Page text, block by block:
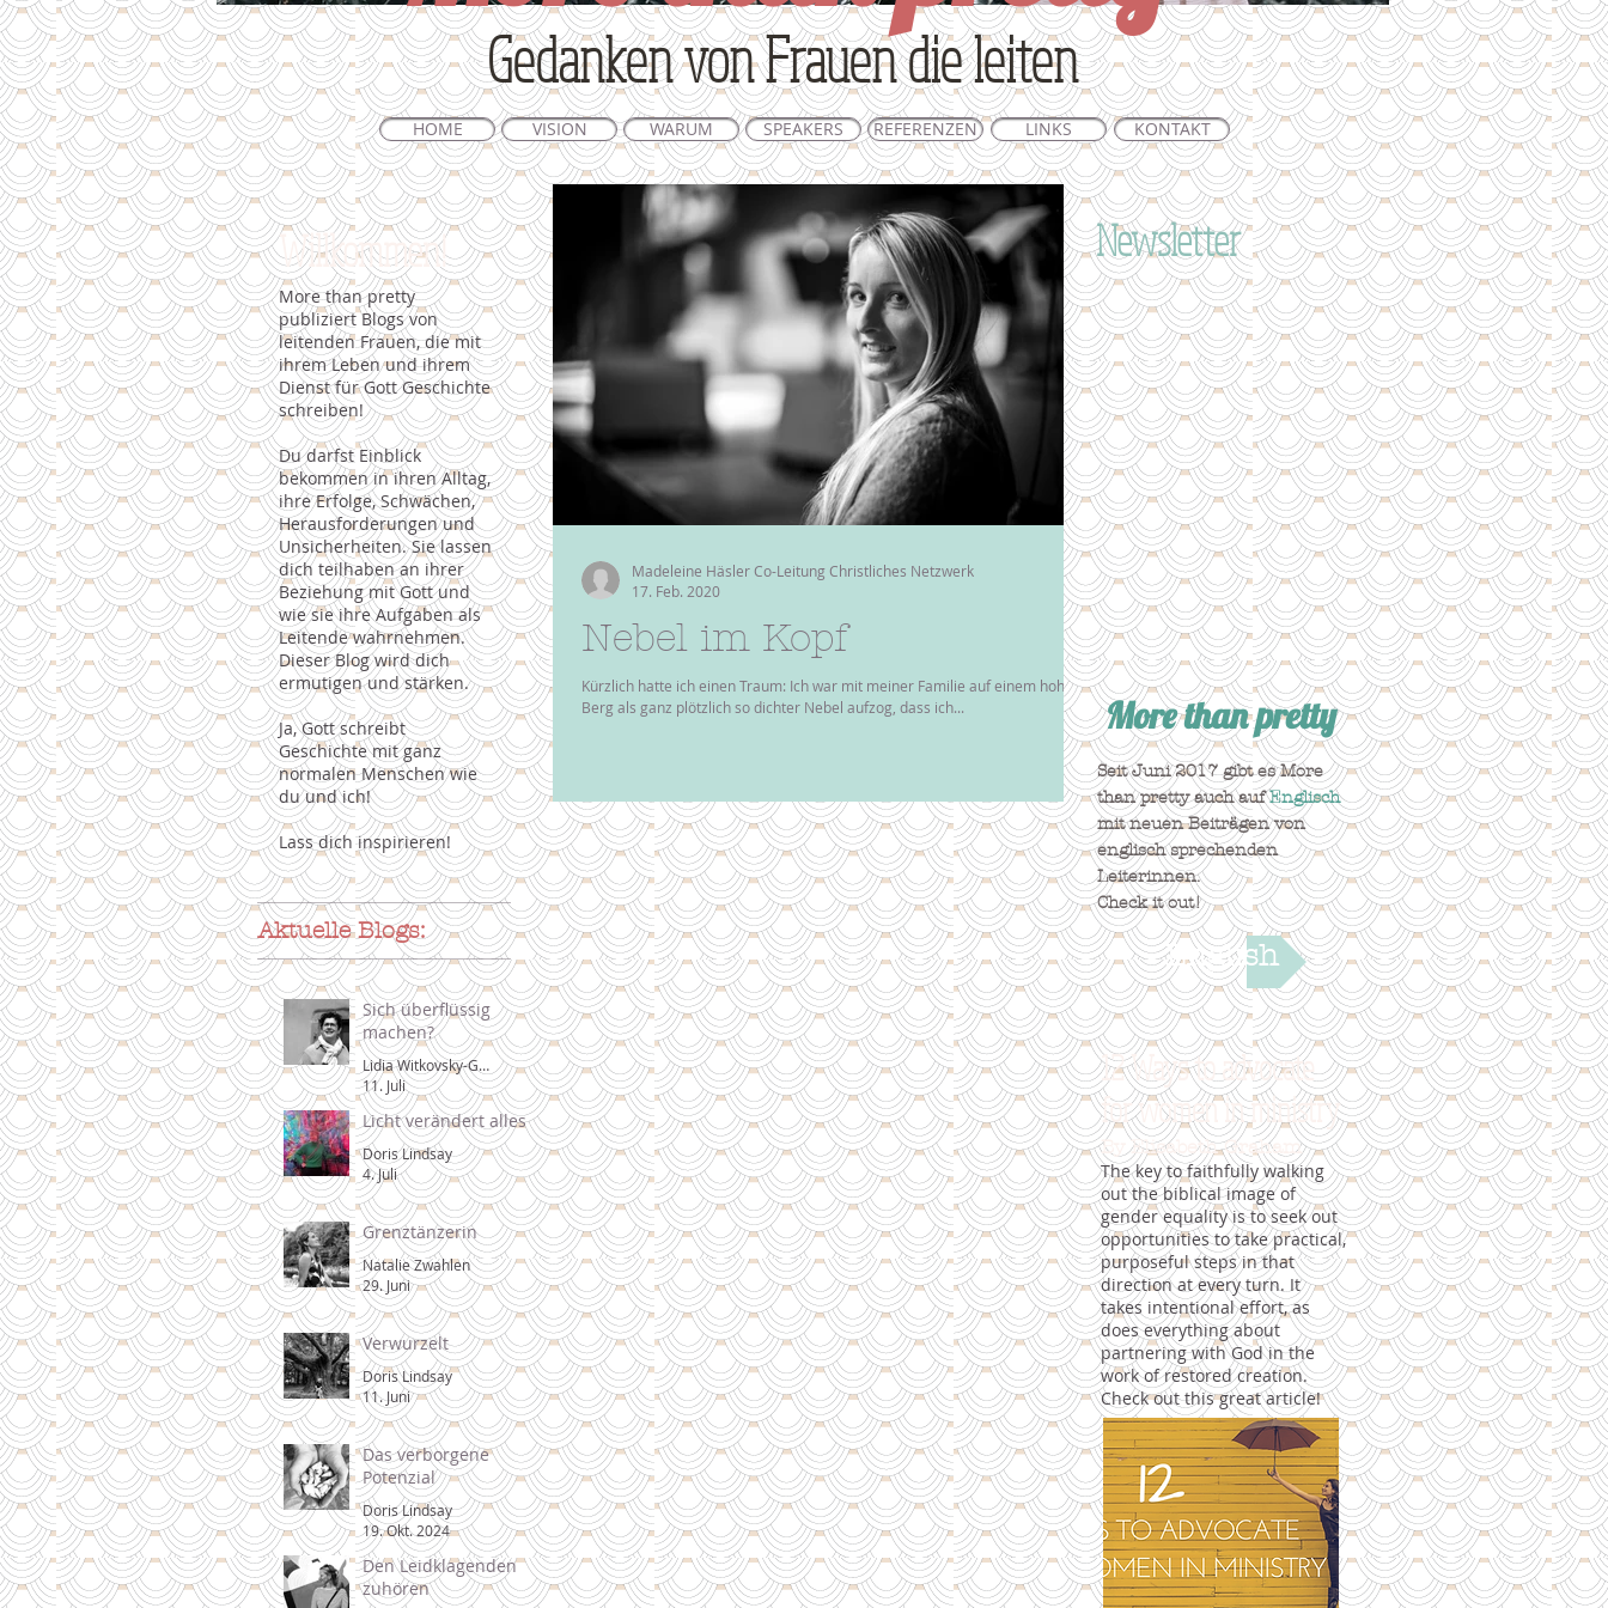
Gedanken von Frauen die leiten
HOME VISION WARUM SPEAKERS REFERENZEN LINKS KONTAKT
Willkommen!
More than pretty
publiziert Blogs von
leitenden Frauen, die mit
ihrem Leben und ihrem
Dienst für Gott Geschichte
schreiben!
Du darfst Einblick
bekommen in ihren Alltag,
ihre Erfolge, Schwächen,
Herausforderungen und
Unsicherheiten. Sie lassen
dich teilhaben an ihrer
Beziehung mit Gott und
wie sie ihre Aufgaben als
Leitende wahrnehmen.
Dieser Blog wird dich
ermutigen und stärken.
Ja, Gott schreibt
Geschichte mit ganz
normalen Menschen wie
du und ich!
Lass dich inspirieren!
Aktuelle Blogs:
Sich überflüssig
machen?
Lidia Witkovsky-González
11. Juli
Licht verändert alles
Doris Lindsay
4. Juli
Grenztänzerin
Natalie Zwahlen
29. Juni
Verwurzelt
Doris Lindsay
11. Juni
Das verborgene
Potenzial
Doris Lindsay
19. Okt. 2024
Den Leidklagenden
zuhören
Nebel im Kopf
Kürzlich hatte ich einen Traum: Ich war mit meiner Familie auf einem hohen
Berg als ganz plötzlich so dichter Nebel aufzog, dass ich...
Madeleine Häsler Co-Leitung Christliches Netzwerk
17. Feb. 2020
Newsletter
More than pretty
Seit Juni 2017 gibt es More
than pretty auch aufEnglisch
mit neuen Beiträgen von
englisch sprechenden
Leiterinnen.
Check it out!
English
12 Ways to advocate
for women in ministry
By Elisabeth Graham
The key to faithfully walking
out the biblical image of
gender equality is to seek out
opportunities to take practical,
purposeful steps in that
direction at every turn. It
takes intentional effort, as
does everything about
partnering with God in the
work of restored creation.
Check out this great article!